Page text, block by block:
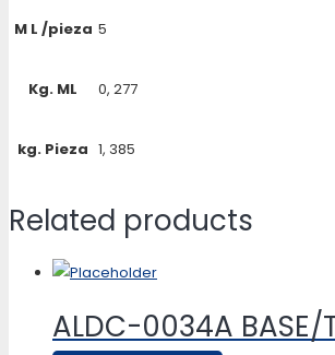
M L /pieza 5
Kg. ML 0, 277
kg. Pieza 1, 385
Related products
ALDC-0034A BASE/